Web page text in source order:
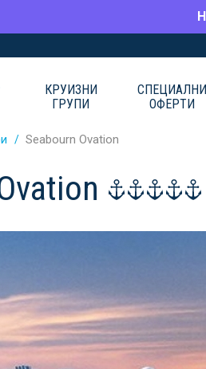
КРУИЗНИ
ГРУПИ
СПЕЦИАЛНИ
ОФЕРТИ
Seabourn Ovation